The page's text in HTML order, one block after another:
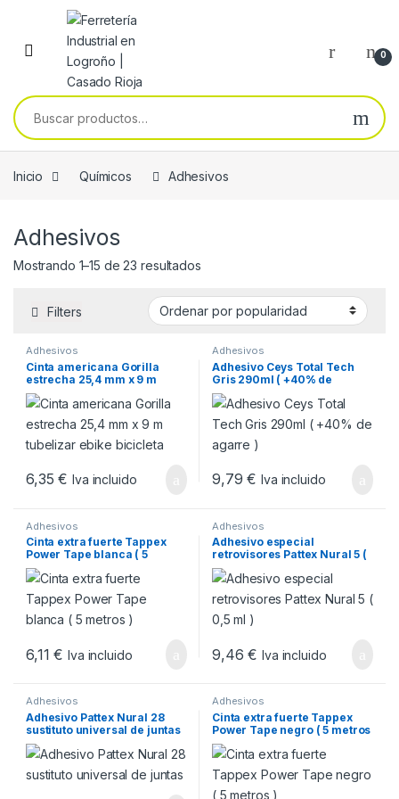
Skip to navigation
Skip to content
0
Buscar por:
Inicio Químicos Adhesivos
Adhesivos
Mostrando 1–15 de 23 resultadosOrdenado por popularidad
Filters
Adhesivos
Cinta americana Gorilla
estrecha 25,4 mm x 9 m
tubelizar ebike bicicleta
6,35€ Iva incluido
Adhesivos
Adhesivo Ceys Total Tech
Gris 290ml ( +40% de
agarre )
9,79€ Iva incluido
Adhesivos
Cinta extra fuerte Tappex
Power Tape blanca ( 5
metros )
6,11€ Iva incluido
Adhesivos
Adhesivo especial
retrovisores Pattex Nural 5 (
0,5 ml )
9,46€ Iva incluido
Adhesivos
Adhesivo Pattex Nural 28
sustituto universal de juntas
Adhesivos
Cinta extra fuerte Tappex
Power Tape negro ( 5 metros
)